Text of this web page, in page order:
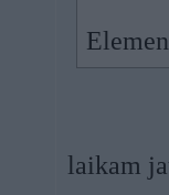
laikam